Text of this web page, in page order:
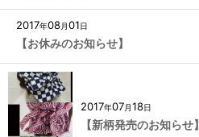
2017年08月01日
【お休みのお知らせ】
2017年07月18日
【新柄発売のお知らせ】